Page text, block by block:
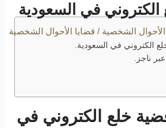
في السعودية
الشخصية / قضايا الأحوال الشخصية
الكتروني في السعودية.
ناجز.
خلع الكتروني في